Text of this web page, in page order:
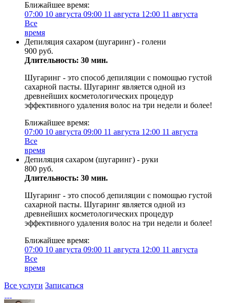
Ближайшее время:
07:00 10 августа 09:00 11 августа 12:00 11 августа
Все
время
Депиляция сахаром (шугаринг) - голени
900 руб.
Длительность: 30 мин.
Шугаринг - это способ депиляции с помощью густой
сахарной пасты. Шугаринг является одной из
древнейших косметологических процедур
эффективного удаления волос на три недели и более!
Ближайшее время:
07:00 10 августа 09:00 11 августа 12:00 11 августа
Все
время
Депиляция сахаром (шугаринг) - руки
800 руб.
Длительность: 30 мин.
Шугаринг - это способ депиляции с помощью густой
сахарной пасты. Шугаринг является одной из
древнейших косметологических процедур
эффективного удаления волос на три недели и более!
Ближайшее время:
07:00 10 августа 09:00 11 августа 12:00 11 августа
Все
время
Все услуги Записаться